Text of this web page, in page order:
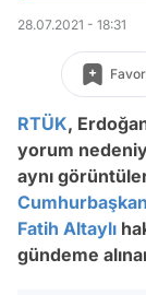
28.07.2021 - 18:31
RTÜK,
yorum
aynı
Fatih Altaylı
gündeme